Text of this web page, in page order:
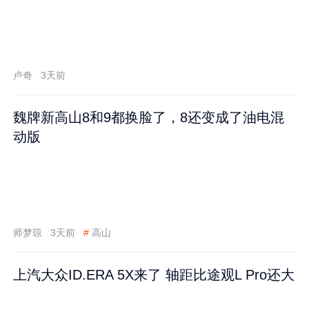
卢奇 3天前
魏牌新高山8和9都换脸了，8还变成了油电混
动版
师梦琼 3天前 # 高山
上汽大众ID.ERA 5X来了 轴距比途观L Pro还大